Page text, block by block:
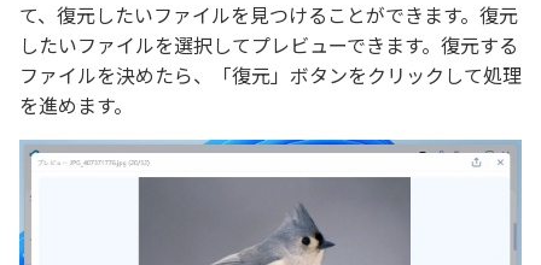
て、復元したいファイルを見つけることができます。復元
したいファイルを選択してプレビューできます。復元する
ファイルを決めたら、「復元」ボタンをクリックして処理
を進めます。